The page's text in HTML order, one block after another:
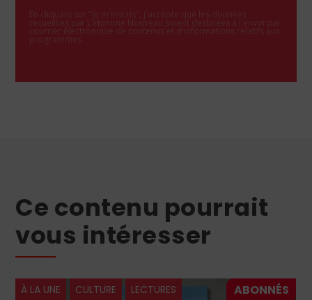
En cliquant sur "Je m'inscris", j'accepte que les données
recueillies par L'Homme Nouveau soient destinées à l'envoi par
courrier électronique de contenus et d'informations relatifs aux
programmes.
Ce contenu pourrait
vous intéresser
À LA UNE CULTURE LECTURES